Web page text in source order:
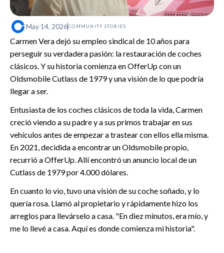
May 14, 2026COMMUNITY STORIES
Carmen Vera dejó su empleo sindical de 10 años para
perseguir su verdadera pasión: la restauración de coches
clásicos. Y su historia comienza en OfferUp con un
Oldsmobile Cutlass de 1979 y una visión de lo que podría
llegar a ser.
Entusiasta de los coches clásicos de toda la vida, Carmen
creció viendo a su padre y a sus primos trabajar en sus
vehículos antes de empezar a trastear con ellos ella misma.
En 2021, decidida a encontrar un Oldsmobile propio,
recurrió a OfferUp. Allí encontró un anuncio local de un
Cutlass de 1979 por 4.000 dólares.
En cuanto lo vio, tuvo una visión de su coche soñado, y lo
quería rosa. Llamó al propietario y rápidamente hizo los
arreglos para llevárselo a casa. "En diez minutos, era mío, y
me lo llevé a casa. Aquí es donde comienza mi historia".